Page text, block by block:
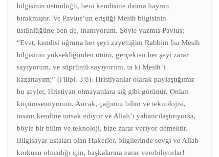
bilgisinin üstünlüğü, beni kendisine daima hayran
bırakmıştır. Ve Pavlus’un eriştiği Mesih bilgisinin
üstünlüğüne ben de, inanıyorum. Şöyle yazmış Pavlus:
“Evet, kendisi uğruna her şeyi zayettiğim Rabbim İsa Mesih
bilgisinin yüksekliğinden ötürü, gerçekten her şeyi zarar
sayıyorum, ve süprüntü sayıyorum, ta ki Mesih’i
kazanayım;” (Filipi. 3:8). Hristiyanlar olarak paylaştığımız
bu şeyler, Hristiyan olmayanlara sığ gibi görünür. Onları
küçümsemiyorum. Ancak, çağımız bilim ve teknolojisi,
insanı kendine tutsak ediyor ve Allah’ı yabancılaştırıyorsa,
böyle bir bilim ve teknoloji, bize zarar veriyor demektir.
Bilgisayar ustaları olan Hakerler, bilgilerinde sevgi ve Allah
korkusu olmadığı için, başkalarına zarar verebiliyorlar!